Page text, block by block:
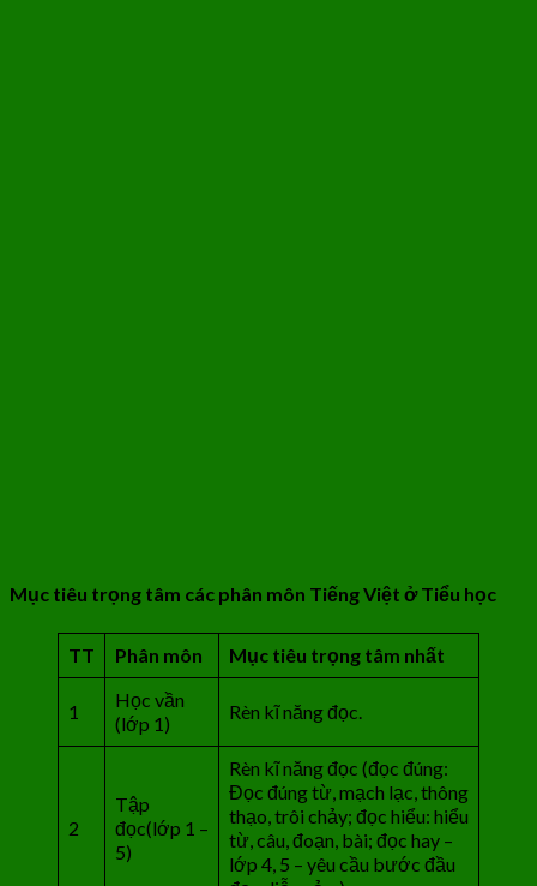
Mục tiêu trọng tâm các phân môn Tiếng Việt ở Tiểu học
TT Phân môn Mục tiêu trọng tâm nhất
1
Học vần
(lớp 1)
Rèn kĩ năng đọc.
2
Tập
đọc(lớp 1 –
5)
Rèn kĩ năng đọc (đọc đúng:
Đọc đúng từ, mạch lạc, thông
thạo, trôi chảy; đọc hiểu: hiểu
từ, câu, đoạn, bài; đọc hay –
lớp 4, 5 – yêu cầu bước đầu